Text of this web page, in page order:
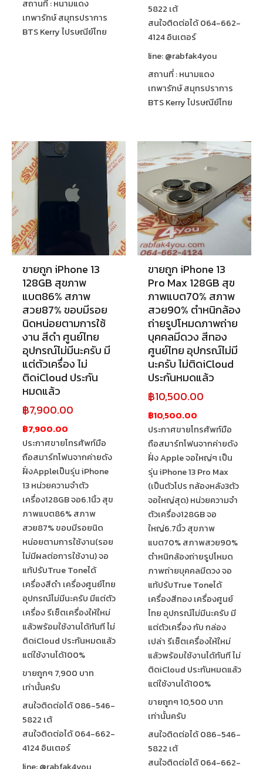
สถานที่ : หนามแดง
เทพารักษ์ สมุทรปราการ
BTS Kerry ไปรษณีย์ไทย
5822 เต้
สนใจติดต่อได้ 064-662-
4124 อินเตอร์
line: @rabfak4you
สถานที่ : หนามแดง
เทพารักษ์ สมุทรปราการ
BTS Kerry ไปรษณีย์ไทย
ขายถูก iPhone 13
128GB สุขภาพ
แบต86% สภาพ
สวย87% ขอบมีรอย
นิดหน่อยตามการใช้
งาน สีดำ ศูนย์ไทย
อุปกรณ์ไม่มีนะครับ มี
แต่ตัวเครื่อง ไม่
ติดiCloud ประกัน
หมดแล้ว
฿7,900.00
฿7,900.00
ประกาศขายโทรศัพท์มือ
ถือสมาร์ทโฟนจากค่ายดัง
ฝั่งAppleเป็นรุ่น iPhone
13 หน่วยความจำตัว
เครื่อง128GB จอ6.1นิ้ว สุข
ภาพแบต86% สภาพ
สวย87% ขอบมีรอยนิด
หน่อยตามการใช้งาน(รอย
ไม่มีผลต่อการใช้งาน) จอ
แท้ปรับTrue Toneได้
เครื่องสีดำ เครื่องศูนย์ไทย
อุปกรณ์ไม่มีนะครับ มีแต่ตัว
เครื่อง รีเซ็ตเครื่องให้ใหม่
แล้วพร้อมใช้งานได้ทันที ไม่
ติดiCloud ประกันหมดแล้ว
แต่ใช้งานได้100%
ขายถูกๆ 7,900 บาท
เท่านั้นครับ
สนใจติดต่อได้ 086-546-
5822 เต้
สนใจติดต่อได้ 064-662-
4124 อินเตอร์
ขายถูก iPhone 13
Pro Max 128GB สุข
ภาพแบต70% สภาพ
สวย90% ตำหนิกล้อง
ถ่ายรูปโหมดภาพถ่าย
บุคคลมีดวง สีทอง
ศูนย์ไทย อุปกรณ์ไม่มี
นะครับ ไม่ติดiCloud
ประกันหมดแล้ว
฿10,500.00
฿10,500.00
ประกาศขายโทรศัพท์มือ
ถือสมาร์ทโฟนจากค่ายดัง
ฝั่ง Apple จอใหญ่ๆ เป็น
รุ่น iPhone 13 Pro Max
(เป็นตัวโปร กล้องหลัง3ตัว
จอใหญ่สุด) หน่วยความจำ
ตัวเครื่อง128GB จอ
ใหญ่6.7นิ้ว สุขภาพ
แบต70% สภาพสวย90%
ตำหนิกล้องถ่ายรูปโหมด
ภาพถ่ายบุคคลมีดวง จอ
แท้ปรับTrue Toneได้
เครื่องสีทอง เครื่องศูนย์
ไทย อุปกรณ์ไม่มีนะครับ มี
แต่ตัวเครื่อง กับ กล่อง
เปล่า รีเซ็ตเครื่องให้ใหม่
แล้วพร้อมใช้งานได้ทันที ไม่
ติดiCloud ประกันหมดแล้ว
แต่ใช้งานได้100%
ขายถูกๆ 10,500 บาท
เท่านั้นครับ
สนใจติดต่อได้ 086-546-
5822 เต้
สนใจติดต่อได้ 064-662-